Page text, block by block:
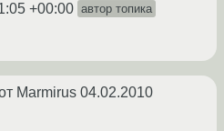
+00:00 автор топика
Marmirus 04.02.2010